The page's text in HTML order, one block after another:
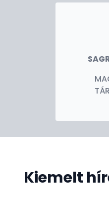
Kiemelt